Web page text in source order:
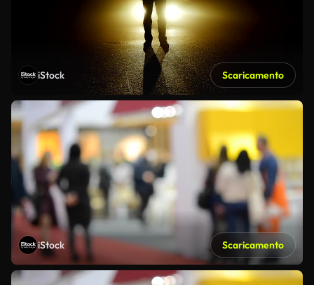
iStock Scaricamento
iStock Scaricamento